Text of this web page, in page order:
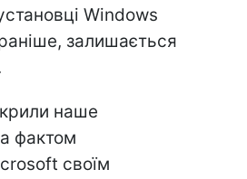
Windows
залишається
наше
фактом
своїм